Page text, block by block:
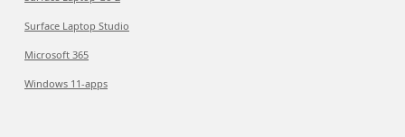
Surface Laptop Studio
Microsoft 365
Windows 11-apps